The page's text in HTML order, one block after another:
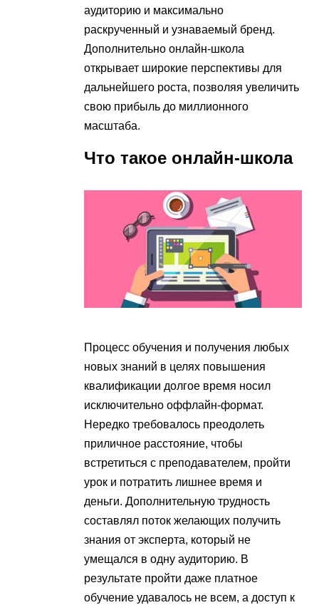
аудиторию и максимально
раскрученный и узнаваемый бренд.
Дополнительно онлайн-школа
открывает широкие перспективы для
дальнейшего роста, позволяя увеличить
свою прибыль до миллионного
масштаба.
Что такое онлайн-школа
Процесс обучения и получения любых
новых знаний в целях повышения
квалификации долгое время носил
исключительно оффлайн-формат.
Нередко требовалось преодолеть
приличное расстояние, чтобы
встретиться с преподавателем, пройти
урок и потратить лишнее время и
деньги. Дополнительную трудность
составлял поток желающих получить
знания от эксперта, который не
умещался в одну аудиторию. В
результате пройти даже платное
обучение удавалось не всем, а доступ к